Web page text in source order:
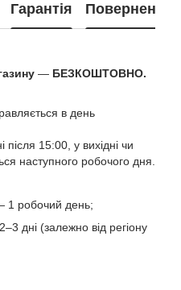
Гарантія Повернення
— БЕЗКОШТОВНО.
в день
15:00, у вихідні чи
наступного робочого дня.
1 робочий день;
дні (залежно від регіону